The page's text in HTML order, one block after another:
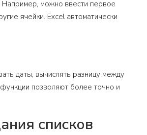
Например, можно ввести первое
ячейки. Excel автоматически
даты, вычислять разницу между
позволяют более точно и
списков